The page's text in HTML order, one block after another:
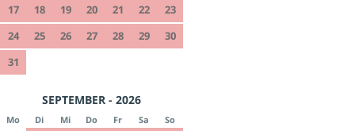
17
18 19 20 21 22
23
24
25 26 27 28 29
30
31
SEPTEMBER - 2026
Mo Di Mi Do Fr Sa So